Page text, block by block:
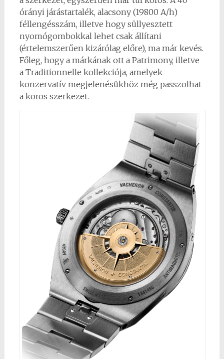
órányi járástartalék, alacsony (19800 A/h)
féllengésszám, illetve hogy süllyesztett
nyomógombokkal lehet csak állítani
(értelemszerűen kizárólag előre), ma már kevés.
Főleg, hogy a márkának ott a Patrimony, illetve
a Traditionnelle kollekciója, amelyek
konzervatív megjelenésükhöz még passzolhat
a koros szerkezet.